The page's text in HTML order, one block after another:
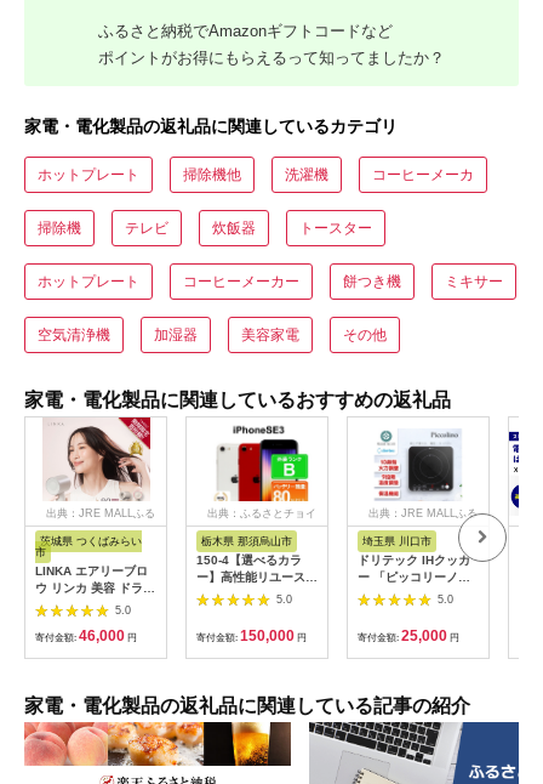
ふるさと納税でAmazonギフトコードなど
ポイントがお得にもらえるって知ってましたか？
家電・電化製品の返礼品に関連しているカテゴリ
ホットプレート 掃除機他 洗濯機 コーヒーメーカ
掃除機 テレビ 炊飯器 トースター
ホットプレート コーヒーメーカー 餅つき機 ミキサー
空気清浄機 加湿器 美容家電 その他
家電・電化製品に関連しているおすすめの返礼品
出典：JRE MALLふる
さと納税
茨城県 つくばみらい
市
LINKA エアリーブロ
ウ リンカ 美容 ドライ
ヤー ヘアケア 髪 エス
テ ギフト ラッピング
贈呈品 プレゼント 母
の日 母の日準備 母の
5.0
寄付金額: 46,000 円
出典：ふるさとチョイ
栃木県 那須烏山市
150-4【選べるカラ
ー】高性能リユース
スマホ Apple
iPhoneSE 3 128GB
SIMロック解除済 本
体のみ ｜ 中古 再生品
本体 端末
5.0
寄付金額: 150,000 円
出典：JRE MALLふる
さと納税
埼玉県 川口市
ドリテック IHクッカ
ー 「ピッコリーノ」
ブラック DI-
217BK【1642626】
5.0
寄付金額: 25,000 円
家電・電化製品の返礼品に関連している記事の紹介